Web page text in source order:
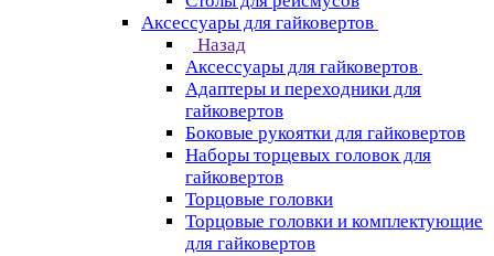
Аксессуары для гайковертов
Назад
Аксессуары для гайковертов
Адаптеры и переходники для
гайковертов
Боковые рукоятки для гайковертов
Наборы торцевых головок для
гайковертов
Торцовые головки
Торцовые головки и комплектующие
для гайковертов